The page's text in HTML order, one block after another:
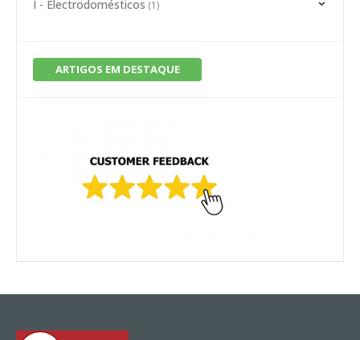
I - Electrodomésticos (1)
ARTIGOS EM DESTAQUE